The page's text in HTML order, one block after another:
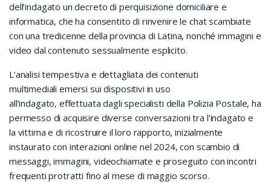
dell’indagato un decreto di perquisizione domiciliare e
informatica, che ha consentito di rinvenire le chat scambiate
con una tredicenne della provincia di Latina, nonché immagini e
video dal contenuto sessualmente esplicito.
L’analisi tempestiva e dettagliata dei contenuti
multimediali emersi sui dispositivi in uso
all’indagato, effettuata dagli specialisti della Polizia Postale, ha
permesso di acquisire diverse conversazioni tra l’indagato e
la vittima e di ricostruire il loro rapporto, inizialmente
instaurato con interazioni online nel 2024, con scambio di
messaggi, immagini, videochiamate e proseguito con incontri
frequenti protratti fino al mese di maggio scorso.